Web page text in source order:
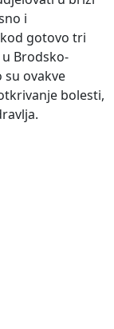
i
gotovo tri
Brodsko-
su ovakve
bolesti,